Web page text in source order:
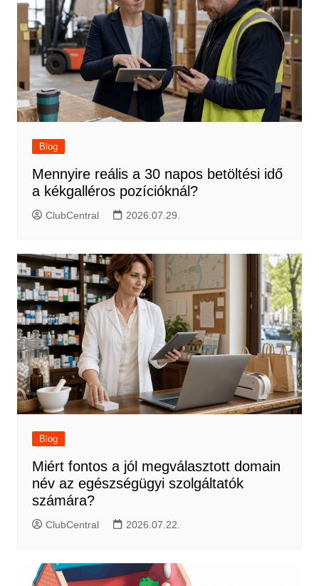
Blog
Mennyire reális a 30 napos betöltési idő
a kékgalléros pozícióknál?
ClubCentral 2026.07.29.
Blog
Miért fontos a jól megválasztott domain
név az egészségügyi szolgáltatók
számára?
ClubCentral 2026.07.22.